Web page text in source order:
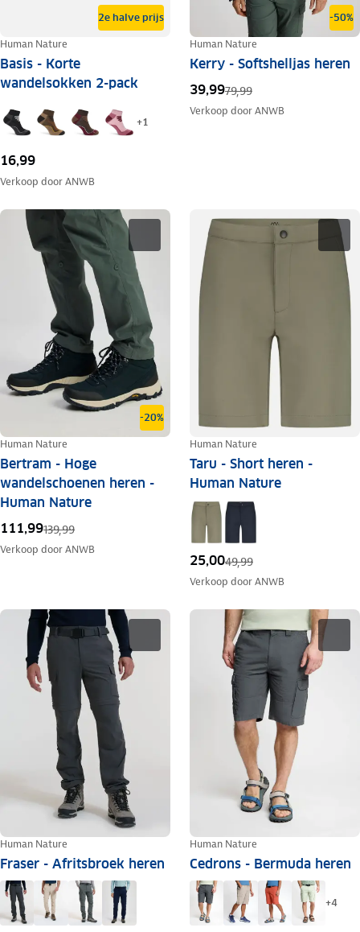
2e halve prijs
Human Nature
Basis - Korte
wandelsokken 2-pack
+1
16,99
Verkoop doorANWB
-50%
Human Nature
Kerry - Softshelljas heren
39,9979,99
Verkoop doorANWB
-20%
Human Nature
Bertram - Hoge
wandelschoenen heren -
Human Nature
111,99139,99
Verkoop doorANWB
Human Nature
Taru - Short heren -
Human Nature
25,0049,99
Verkoop doorANWB
Human Nature
Fraser - Afritsbroek heren
Human Nature
Cedrons - Bermuda heren
+4